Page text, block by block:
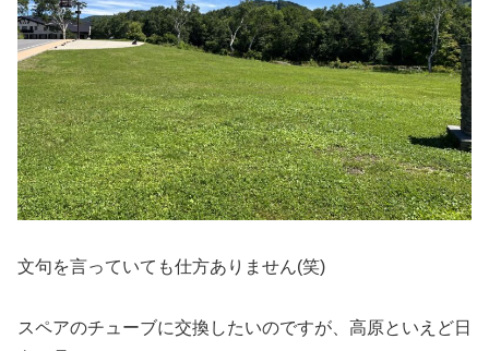
文句を言っていても仕方ありません(笑)
スペアのチューブに交換したいのですが、高原といえど日